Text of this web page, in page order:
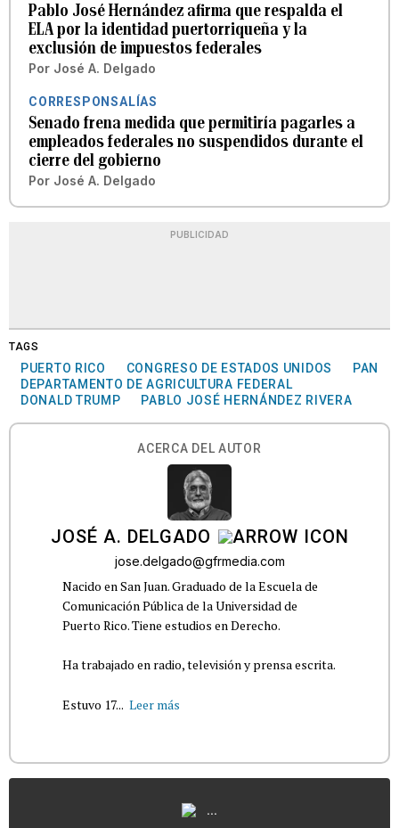
Pablo José Hernández afirma que respalda el
ELA por la identidad puertorriqueña y la
exclusión de impuestos federales
Por José A. Delgado
CORRESPONSALÍAS
Senado frena medida que permitiría pagarles a
empleados federales no suspendidos durante el
cierre del gobierno
Por José A. Delgado
PUBLICIDAD
TAGS
PUERTO RICO CONGRESO DE ESTADOS UNIDOS
PAN
DEPARTAMENTO DE AGRICULTURA FEDERAL
DONALD TRUMP
PABLO JOSÉ HERNÁNDEZ RIVERA
ACERCA DEL AUTOR
JOSÉ A. DELGADO
jose.delgado@gfrmedia.com
Nacido en San Juan. Graduado de la Escuela de
Comunicación Pública de la Universidad de
Puerto Rico. Tiene estudios en Derecho.
Ha trabajado en radio, televisión y prensa escrita.
Estuvo 17... Leer más
...